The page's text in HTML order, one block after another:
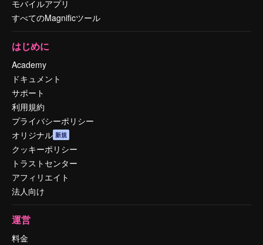
モバイルアプリ
すべてのMagnificツール
はじめに
Academy
ドキュメント
サポート
利用規約
プライバシーポリシー
オリジナル 新規
クッキーポリシー
トラストセンター
アフィリエイト
法人向け
運営
料金